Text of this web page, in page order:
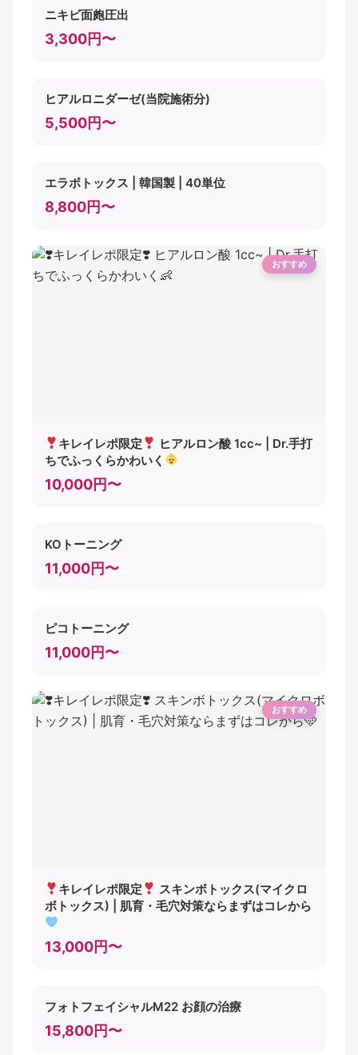
ニキビ面皰圧出
3,300円〜
ヒアルロニダーゼ(当院施術分)
5,500円〜
エラボトックス | 韓国製 | 40単位
8,800円〜
おすすめ
キレイレポ限定
ヒアルロン酸 1cc~ | Dr.手打
ちでふっくらかわいく
10,000円〜
KOトーニング
11,000円〜
ピコトーニング
11,000円〜
おすすめ
キレイレポ限定
スキンボトックス(マイクロ
ボトックス) | 肌育・毛穴対策ならまずはコレから
13,000円〜
フォトフェイシャルM22 お顔の治療
15,800円〜